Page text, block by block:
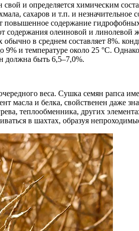
и определяется химическим
сахаров и т.п. и
содержание
олеиновой и
в среднем составляет 8%.
и температуре около 25 °C.
должна быть 6,5–7,0%.
веса. Сушка семян рапса
и белка, свойственен даже
теплообменника, других
в шахтах, образуя